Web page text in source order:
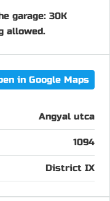
garage: 30K
allowed.
in Google Maps
Angyal utca
1094
District IX